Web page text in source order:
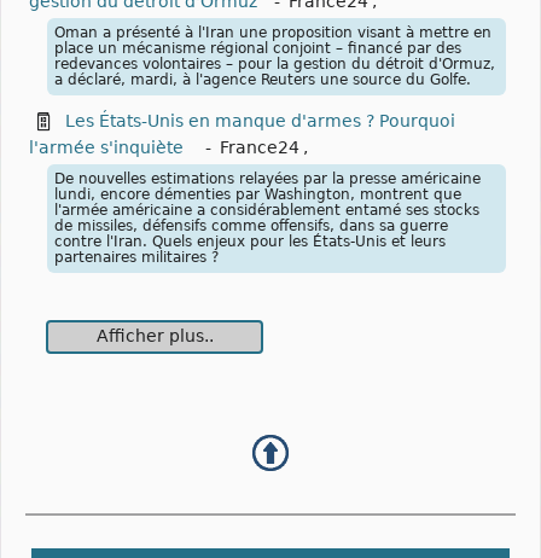
Oman a présenté ⁠à l'Iran ​une proposition visant à mettre en
place un mécanisme régional conjoint – financé par des
redevances volontaires – pour la ​gestion du détroit d'Ormuz,
a déclaré, mardi, à l'agence Reuters une source du Golfe.
Les États-Unis en manque d'armes ? Pourquoi
l'armée s'inquiète
- France24 ,
De nouvelles estimations relayées par la presse américaine
lundi, encore démenties par Washington, montrent que
l'armée américaine a considérablement entamé ses stocks
de missiles, défensifs comme offensifs, dans sa guerre
contre l'Iran. Quels enjeux pour les États-Unis et leurs
partenaires militaires ?
Afficher plus..